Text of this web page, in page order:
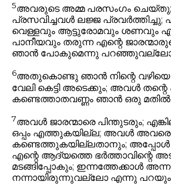
5അവരുടെ അമ്മ പരസംഗം
പ്രസവിച്ചവൾ ലജ്ജ പ്രവർത്തിച്ചു;
വെള്ളവും ആട്ടുരോമവും ശണവും
പാനീയവും തരുന്ന എന്റെ
ഞാൻ പോകുമെന്നു
6അതുകൊണ്ടു ഞാൻ നിന്റെ
വേലി കെട്ടി അടെക്കും; അവൾ
കണ്ടെത്താതവണ്ണം ഞാൻ ഒരു മതിൽ
7അവൾ ജാരന്മാരെ പിന്തുടരും;
ഒപ്പം എത്തുകയില്ല; അവൾ അവരെ
കണ്ടെത്തുകയില്ലതാനും;
എന്റെ ആദ്യത്തെ ഭർത്താവിന്റെ
മടങ്ങിപ്പോകും; ഇന്നത്തേക്കാൾ
നന്നായിരുന്നുവല്ലോ എന്നു